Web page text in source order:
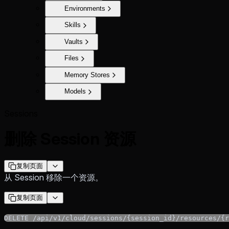
Environments
Skills
Vaults
Files
Memory Stores
Models
复制页面
从 Session 移除一个资源。
复制页面
DELETE /api/v1/cloud/sessions/{session_id}/resources/